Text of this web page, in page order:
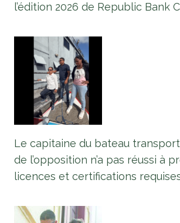
l’édition 2026 de Republic Bank
Le capitaine du bateau
de l’opposition n’a pas réussi à
licences et certifications